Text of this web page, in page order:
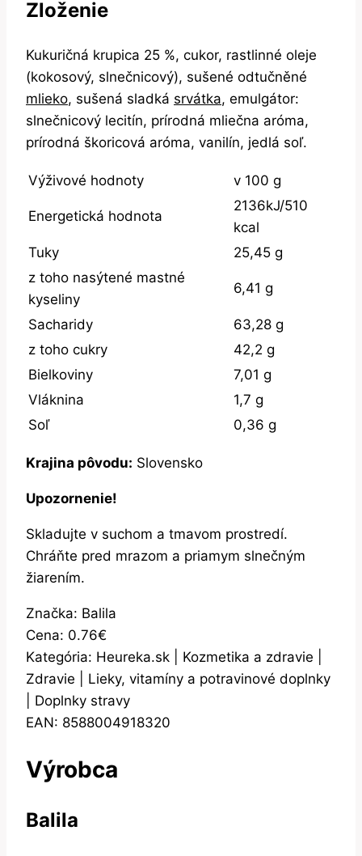
Zloženie
Kukuričná krupica 25 %, cukor, rastlinné oleje
(kokosový, slnečnicový), sušené odtučněné
mlieko, sušená sladká srvátka, emulgátor:
slnečnicový lecitín, prírodná mliečna aróma,
prírodná škoricová aróma, vanilín, jedlá soľ.
Výživové hodnoty v 100 g
Energetická hodnota
2136kJ/510
kcal
Tuky
25,45 g
z toho nasýtené mastné
kyseliny
6,41 g
Sacharidy
63,28 g
z toho cukry
42,2 g
Bielkoviny
7,01 g
Vláknina
1,7 g
Soľ
0,36 g
Krajina pôvodu: Slovensko
Upozornenie!
Skladujte v suchom a tmavom prostredí.
Chráňte pred mrazom a priamym slnečným
žiarením.
Značka: Balila
Cena: 0.76€
Kategória: Heureka.sk | Kozmetika a zdravie |
Zdravie | Lieky, vitamíny a potravinové doplnky
| Doplnky stravy
EAN: 8588004918320
Výrobca
Balila